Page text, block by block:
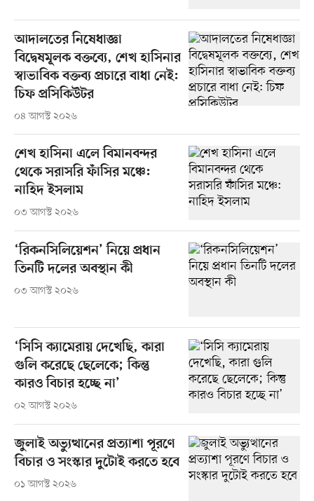
আদালতের নিষেধাজ্ঞা
বিদ্বেষমূলক বক্তব্যে, শেখ হাসিনার
স্বাভাবিক বক্তব্য প্রচারে বাধা নেই:
চিফ প্রসিকিউটর
০৪ আগস্ট ২০২৬
শেখ হাসিনা এলে বিমানবন্দর
থেকে সরাসরি ফাঁসির মঞ্চে:
নাহিদ ইসলাম
০৩ আগস্ট ২০২৬
‘রিকনসিলিয়েশন’ নিয়ে প্রধান
তিনটি দলের অবস্থান কী
০৩ আগস্ট ২০২৬
‘সিসি ক্যামেরায় দেখেছি, কারা
গুলি করেছে ছেলেকে; কিন্তু
কারও বিচার হচ্ছে না’
০২ আগস্ট ২০২৬
জুলাই অভ্যুত্থানের প্রত্যাশা পূরণে
বিচার ও সংস্কার দুটোই করতে হবে
০১ আগস্ট ২০২৬